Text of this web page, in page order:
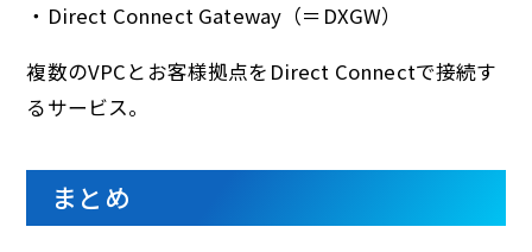
・Direct Connect Gateway（＝DXGW）
複数のVPCとお客様拠点をDirect Connectで接続す
るサービス。
まとめ